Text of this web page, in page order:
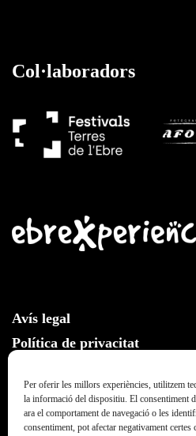
Per oferir les millors experiències, utilitzem
la informació del dispositiu. El consentiment
ara el comportament de navegació o les
consentiment, pot afectar negativament
Col·laboradors
Avís legal
Política de privacitat